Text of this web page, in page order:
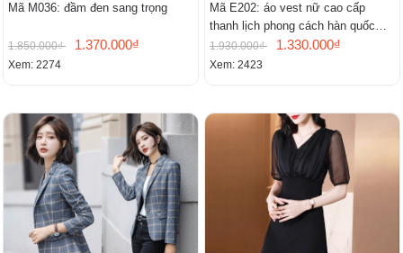
Mã M036: đầm đen sang trọng
1.850.000₫ 1.370.000₫
Xem: 2274
Mã E202: áo vest nữ cao cấp
thanh lịch phong cách hàn quốc
mới
1.930.000₫ 1.330.000₫
Xem: 2423